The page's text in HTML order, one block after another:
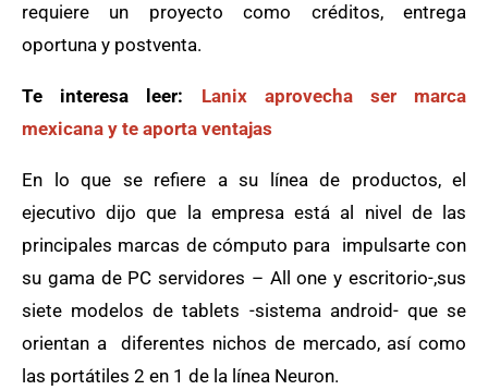
requiere un proyecto como créditos, entrega
oportuna y postventa.
Te interesa leer: Lanix aprovecha ser marca
mexicana y te aporta ventajas
En lo que se refiere a su línea de productos, el
ejecutivo dijo que la empresa está al nivel de las
principales marcas de cómputo para impulsarte con
su gama de PC servidores – All one y escritorio-,sus
siete modelos de tablets -sistema android- que se
orientan a diferentes nichos de mercado, así como
las portátiles 2 en 1 de la línea Neuron.